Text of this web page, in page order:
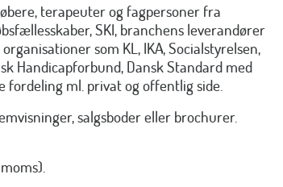
terapeuter og fagpersoner fra
SKI, branchens leverandører
som KL, IKA, Socialstyrelsen,
Handicapforbund, Dansk Standard med
fordeling ml. privat og offentlig side.
salgsboder eller brochurer.